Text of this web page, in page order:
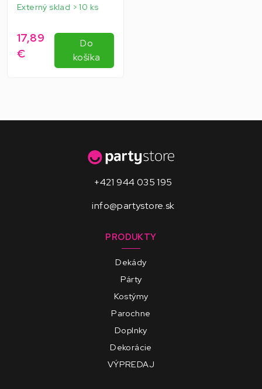
Externý sklad > 10 ks
17,89
€
Do
košíka
+421 944 035 195
info@partystore.sk
PRODUKTY
Dekády
Párty
Kostýmy
Parochne
Doplnky
Dekorácie
VÝPREDAJ